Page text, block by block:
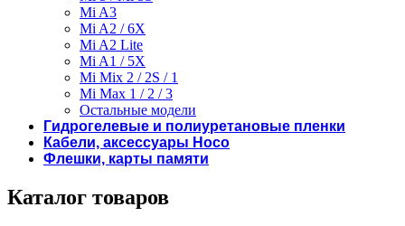
Mi A3
Mi A2 / 6X
Mi A2 Lite
Mi A1 / 5X
Mi Mix 2 / 2S / 1
Mi Max 1 / 2 / 3
Остальные модели
Гидрогелевые и полиуретановые пленки
Кабели, аксессуары Hoco
Флешки, карты памяти
Каталог товаров